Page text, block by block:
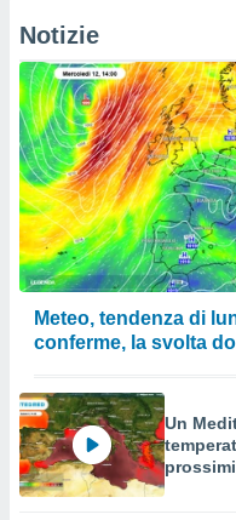
Notizie
Meteo, tendenza di
conferme, la svolta
Un